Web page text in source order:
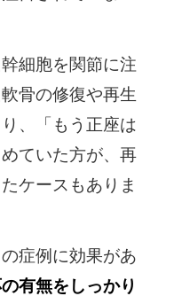
細胞を関節に注
骨の修復や再生
、「もう正座は
ていた方が、再
ケースもありま
症例に効果があ
有無をしっかり